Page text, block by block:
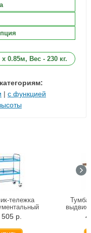
0.85м, Вес - 230 кг.
| с функцией
тележка
F-17(p)
04519
р.
Тумба